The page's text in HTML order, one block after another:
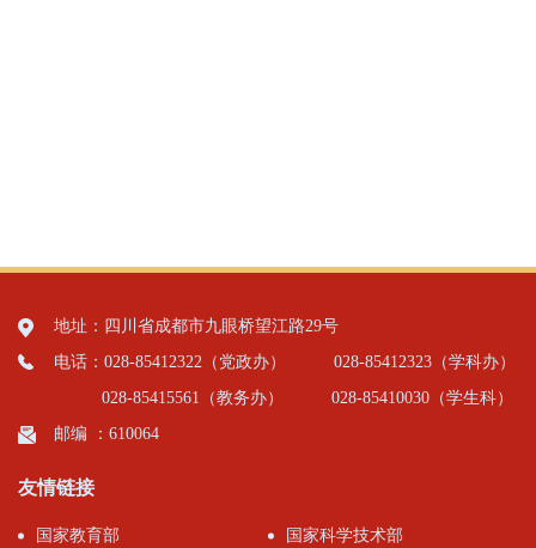
地址：四川省成都市九眼桥望江路29号
电话：028-85412322（党政办）
028-85412323（学科办）
028-85415561（教务办）
028-85410030（学生科）
邮编 ：610064
友情链接
国家教育部
国家科学技术部